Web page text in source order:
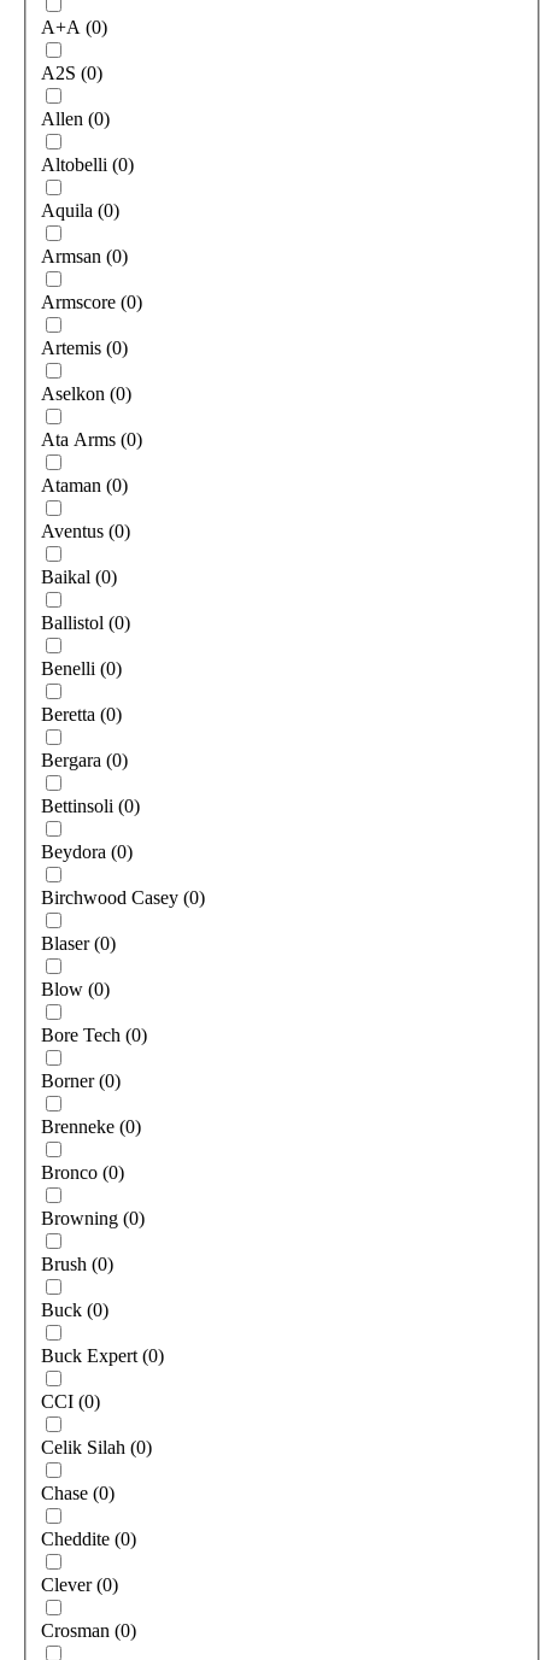
A+A (0)
A2S (0)
Allen (0)
Altobelli (0)
Aquila (0)
Armsan (0)
Armscore (0)
Artemis (0)
Aselkon (0)
Ata Arms (0)
Ataman (0)
Aventus (0)
Baikal (0)
Ballistol (0)
Benelli (0)
Beretta (0)
Bergara (0)
Bettinsoli (0)
Beydora (0)
Birchwood Сasey (0)
Blaser (0)
Blow (0)
Bore Tech (0)
Borner (0)
Brenneke (0)
Bronco (0)
Browning (0)
Brush (0)
Buck (0)
Buck Expert (0)
CCI (0)
Celik Silah (0)
Chase (0)
Cheddite (0)
Clever (0)
Crosman (0)